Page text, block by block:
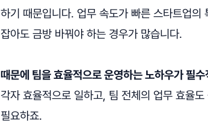
하기 때문입니다. 업무 속도가 빠른 스타트업
잡아도 금방 바꿔야 하는 경우가 많습니다.
때문에 팀을 효율적으로 운영하는 노하우가 필
각자 효율적으로 일하고, 팀 전체의 업무 효율
필요하죠.